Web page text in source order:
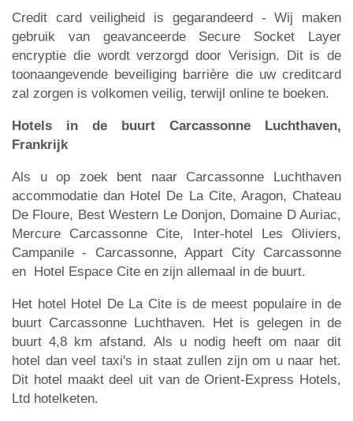
Credit card veiligheid is gegarandeerd - Wij maken
gebruik van geavanceerde Secure Socket Layer
encryptie die wordt verzorgd door Verisign. Dit is de
toonaangevende beveiliging barrière die uw creditcard
zal zorgen is volkomen veilig, terwijl online te boeken.
Hotels in de buurt Carcassonne Luchthaven,
Frankrijk
Als u op zoek bent naar Carcassonne Luchthaven
accommodatie dan Hotel De La Cite, Aragon, Chateau
De Floure, Best Western Le Donjon, Domaine D Auriac,
Mercure Carcassonne Cite, Inter-hotel Les Oliviers,
Campanile - Carcassonne, Appart City Carcassonne
en Hotel Espace Cite en zijn allemaal in de buurt.
Het hotel Hotel De La Cite is de meest populaire in de
buurt Carcassonne Luchthaven. Het is gelegen in de
buurt 4,8 km afstand. Als u nodig heeft om naar dit
hotel dan veel taxi's in staat zullen zijn om u naar het.
Dit hotel maakt deel uit van de Orient-Express Hotels,
Ltd hotelketen.